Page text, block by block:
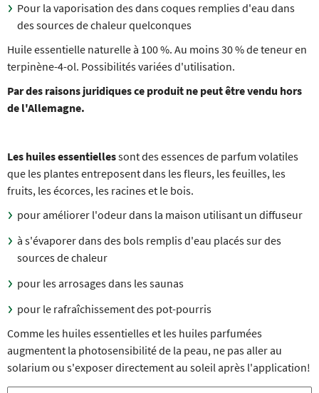
Pour la vaporisation des dans coques remplies d'eau dans
des sources de chaleur quelconques
Huile essentielle naturelle à 100 %. Au moins 30 % de teneur en
terpinène-4-ol. Possibilités variées d'utilisation.
Par des raisons juridiques ce produit ne peut être vendu hors
de l'Allemagne.
Les huiles essentiellessont des essences de parfum volatiles
que les plantes entreposent dans les fleurs, les feuilles, les
fruits, les écorces, les racines et le bois.
pour améliorer l'odeur dans la maison utilisant un diffuseur
à s'évaporer dans des bols remplis d'eau placés sur des
sources de chaleur
pour les arrosages dans les saunas
pour le rafraîchissement des pot-pourris
Comme les huiles essentielles et les huiles parfumées
augmentent la photosensibilité de la peau, ne pas aller au
solarium ou s'exposer directement au soleil après l'application!